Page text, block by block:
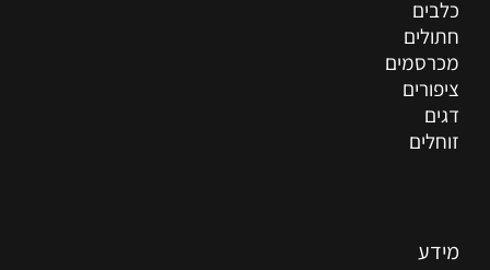
כלבים
חתולים
מכרסמים
ציפורים
דגים
זוחלים
מידע